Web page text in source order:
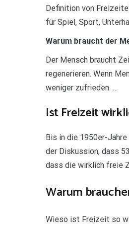
Definition von
für Spiel, Sport,
Warum braucht der
Der Mensch braucht
regenerieren. Wenn
weniger zufrieden. …
Ist Freizeit
Bis in die 1950er-
der Diskussion, dass
dass die wirklich freie
Warum
Wieso ist Freizeit so